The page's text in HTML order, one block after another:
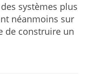
systèmes plus
néanmoins sur
de construire un